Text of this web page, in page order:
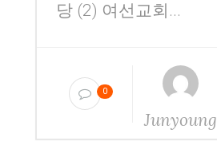
당 (2) 여선교회...
0
Junyoung